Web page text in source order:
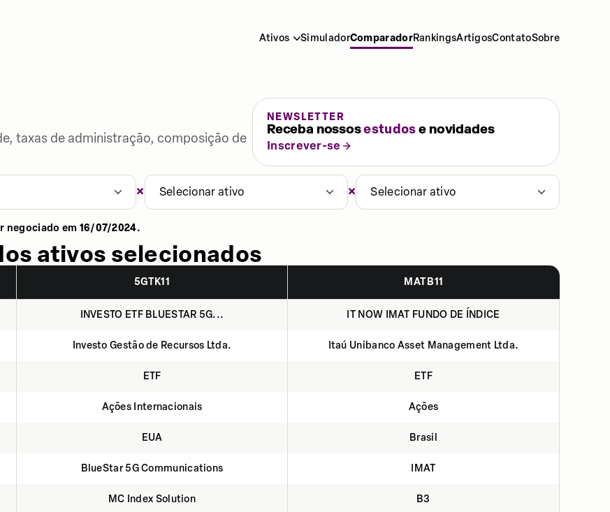
Ativos SimuladorComparadorRankingsArtigosContatoSobre
taxas de administração, composição de
NEWSLETTER
Receba nossosestudose novidades
Inscrever-se
× Selecionar ativo × Selecionar ativo
negociado em 16/07/2024.
ativos selecionados
5GTK11 MATB11
INVESTO ETF BLUESTAR 5G... IT NOW IMAT FUNDO DE ÍNDICE
Investo Gestão de Recursos Ltda. Itaú Unibanco Asset Management Ltda.
ETF ETF
Ações Internacionais Ações
EUA Brasil
BlueStar 5G Communications IMAT
MC Index Solution B3